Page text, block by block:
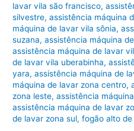
lavar vila são francisco,
silvestre,assistência máquina
máquina de lavar vila sônia,
suzana,assistência máquina
assistência máquina de lavar
de lavar vila uberabinha,
yara,assistência máquina de
máquina de lavar zona centro,
zona leste,assistência
assistência máquina de lavar
de lavar zona sul,fogão alto de